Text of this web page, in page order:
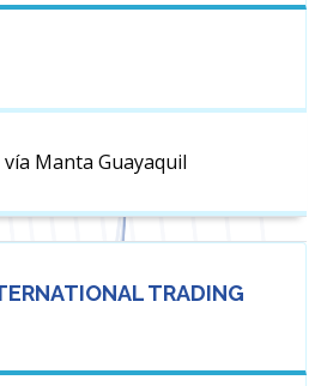
Manta Guayaquil
TRADING